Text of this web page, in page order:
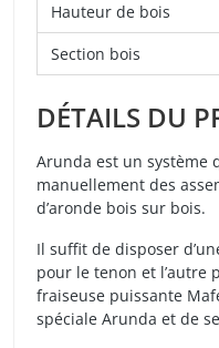
Hauteur de bois
Section bois
DÉTAILS DU
Arunda est un système
manuellement des
d’aronde bois sur bois.
Il suffit de disposer
pour le tenon et l’autre
fraiseuse puissante
spéciale Arunda et de